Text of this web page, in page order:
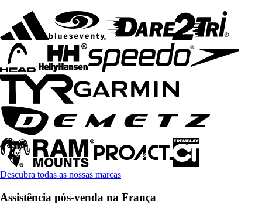
Descubra todas as nossas marcas
Assistência pós-venda na França